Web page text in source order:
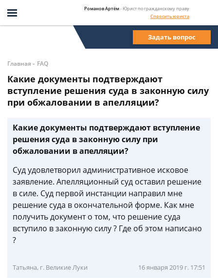
Романов Артём- Юрист по гражданскому праву
Спросить юриста
Задать вопрос
Главная - FAQ
Какие документы подтверждают
вступление решения суда в законную силу
при обжаловании в апелляции?
Какие документы подтверждают вступление
решения суда в законную силу при
обжаловании в апелляции?
Суд удовлетворил административное исковое
заявление. Апелляционный суд оставил решение
в силе. Суд первой инстанции направил мне
решение суда в окончательной форме. Как мне
получить документ о том, что решение суда
вступило в законную силу ? Где об этом написано
?
Татьяна, г. Великие Луки 16 января 2019 г. 17:51